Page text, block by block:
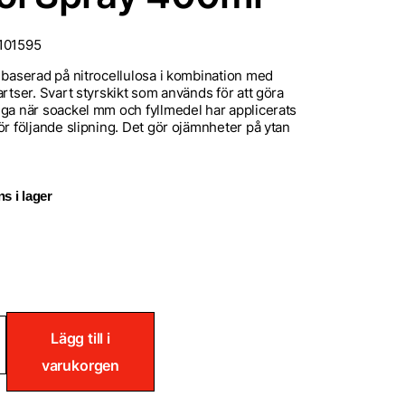
på nitrocellulosa i kombination med
Svart styrskikt som används för att göra
när soackel mm och fyllmedel har applicerats
följande slipning. Det gör ojämnheter på ytan
i lager
Lägg till i
varukorgen